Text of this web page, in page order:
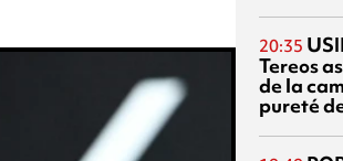
20:35
Tereos
de la
pureté